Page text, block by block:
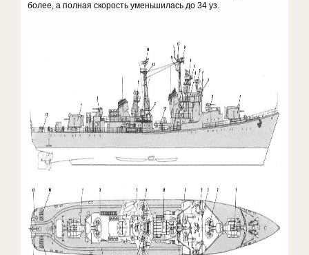
более, а полная скорость уменьшилась до 34 уз.